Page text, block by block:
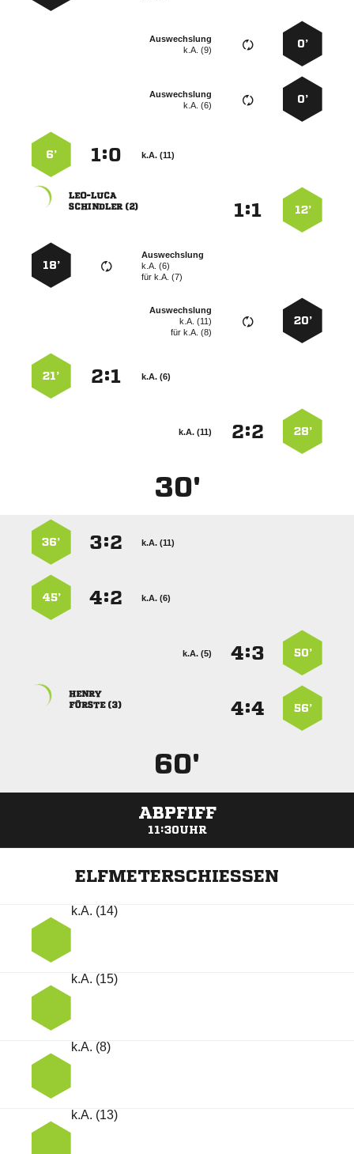
0’
Auswechslung
k.A. (9)
0’
Auswechslung
k.A. (6)
k.A. (11)
:
6’
12’
:

 
Auswechslung
k.A. (6)
fürk.A. (7)
18’
20’
Auswechslung
k.A. (11)
fürk.A. (8)
k.A. (6)
:
21’
28’
:
k.A. (11)
30'
k.A. (11)
:
36’
k.A. (6)
:
45’
50’
:
k.A. (5)
56’
:

 
60'
ABPFIFF
11:30UHR
ELFMETERSCHIESSEN
k.A. (14)
k.A. (15)
k.A. (8)
k.A. (13)